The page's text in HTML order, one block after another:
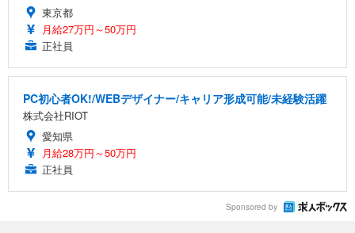
東京都
月給27万円～50万円
正社員
PC初心者OK!/WEBデザイナー/キャリア形成可能/未経験活躍
株式会社RIOT
愛知県
月給28万円～50万円
正社員
Sponsored by